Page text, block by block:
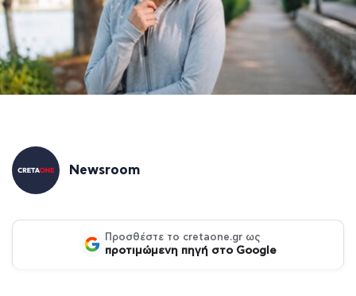
Newsroom
Προσθέστε το cretaone.gr ως
προτιμώμενη πηγή στο Google